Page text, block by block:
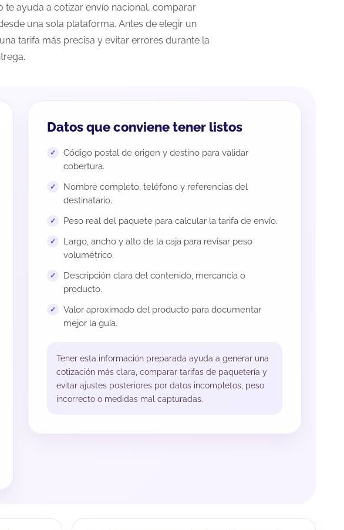
te ayuda a cotizar envío nacional, comparar
una sola plataforma. Antes de elegir un
tarifa más precisa y evitar errores durante la
Datos que conviene tener listos
Código postal de origen y destino para validar
cobertura.
Nombre completo, teléfono y referencias del
destinatario.
Peso real del paquete para calcular la tarifa de envío.
Largo, ancho y alto de la caja para revisar peso
volumétrico.
Descripción clara del contenido, mercancía o
producto.
Valor aproximado del producto para documentar
mejor la guía.
Tener esta información preparada ayuda a generar una
cotización más clara, comparar tarifas de paquetería y
evitar ajustes posteriores por datos incompletos, peso
incorrecto o medidas mal capturadas.